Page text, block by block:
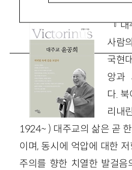
『
사람
국현
앙과
다.
리내
1924~ ) 대주교의 삶은 곧
이며, 동시에 억압에 대한
주의를 향한 치열한 발걸음